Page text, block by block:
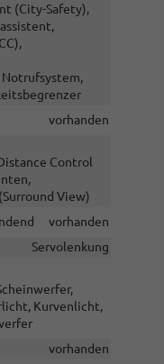
(City-Safety),
Notrufsystem,
vorhanden
Control
View)
vorhanden
Servolenkung
Kurvenlicht,
vorhanden